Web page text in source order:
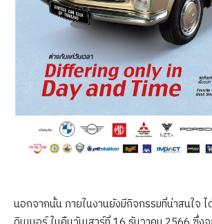
นอกจากนั้น ภายในงานยังมีกิจกรรมที่น่าสนใจ ไ